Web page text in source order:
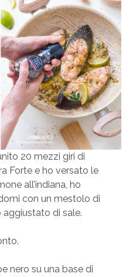
20 mezzi giri di
Forte e ho versato le
all’indiana, ho
con un mestolo di
di sale.
nero su una base di